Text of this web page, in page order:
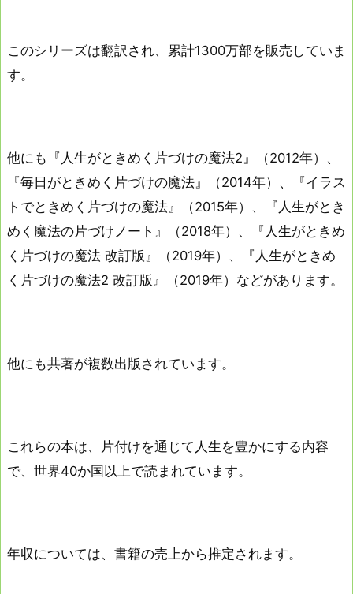
このシリーズは翻訳され、累計1300万部を販売していま
す。
他にも『人生がときめく片づけの魔法2』（2012年）、
『毎日がときめく片づけの魔法』（2014年）、『イラス
トでときめく片づけの魔法』（2015年）、『人生がとき
めく魔法の片づけノート』（2018年）、『人生がときめ
く片づけの魔法 改訂版』（2019年）、『人生がときめ
く片づけの魔法2 改訂版』（2019年）などがあります。
他にも共著が複数出版されています。
これらの本は、片付けを通じて人生を豊かにする内容
で、世界40か国以上で読まれています。
年収については、書籍の売上から推定されます。